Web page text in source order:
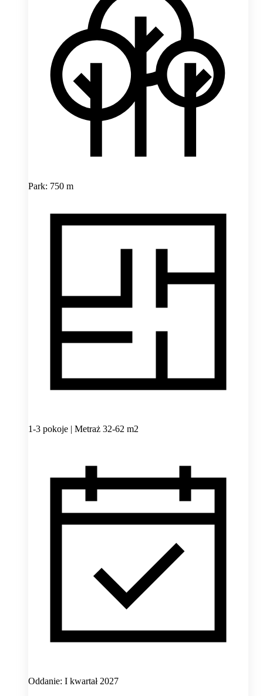
Park: 750 m
1-3 pokoje | Metraż 32-62 m2
Oddanie: I kwartał 2027